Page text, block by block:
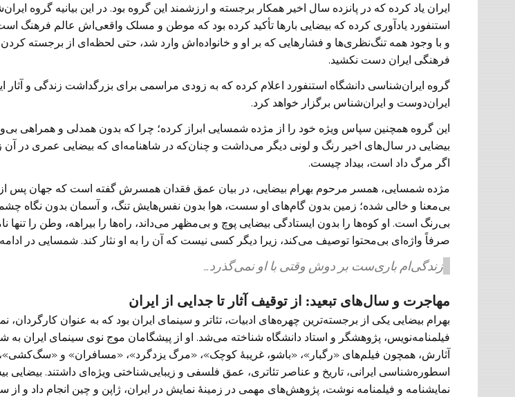
ایران یاد کرده که در پانزده سال اخیر همکار برجسته و ارزشمند این گروه بود. در این بیانیه گروه
استنفورد یادآوری کرده که بیضایی بارها تأکید کرده بود که موطن و مسلک واقعی‌اش عالم فرهنگ
و با وجود همه تنگ‌نظری‌ها و فشارهایی که بر او و خانواده‌اش وارد شد، حتی لحظه‌ای از برجسته
فرهنگی ایران دست نکشید.
گروه ایران‌شناسی دانشگاه استنفورد اعلام کرده که به زودی مراسمی برای بزرگداشت زندگی و آثار
ایران‌دوست و ایران‌شناس برگزار خواهد کرد.
این گروه همچنین سپاس ویژه خود را از مژده شمسایی ابراز کرده؛ چرا که بدون همدلی و همراهی
بیضایی در سال‌های اخیر رنگ و لونی دیگر می‌داشت و چنان‌که در شاهنامه‌ای که بیضایی عمری در
اگر مرگ داد است، بیداد چیست.
مژده شمسایی، همسر مرحوم بهرام بیضایی، در بیان عمق فقدان همسرش گفته است که جهان پس از
بی‌معنا و خالی شده؛ زمین بدون گام‌های او سست، هوا بدون نفس‌هایش تنگ، و آسمان بدون نگاه
بی‌رنگ است. او کوه‌ها را بدون ایستادگی بیضایی پوچ و بی‌مظهر می‌داند، راه‌ها را بیراهه، وطن را تنها
صرفاً واژه‌ای بی‌محتوا توصیف می‌کند، زیرا دیگر کسی نیست که آن را به او نثار کند. شمسایی در
زندگی‌ام باری‌ست بر دوش وقتی با او نمی‌گذرد…
مهاجرت و سال‌های تبعید: از توقیف آثار تا جدایی از ایران
بهرام بیضایی یکی از برجسته‌ترین چهره‌های ادبیات، تئاتر و سینمای ایران بود که به عنوان کارگردان،
فیلمنامه‌نویس، پژوهشگر و استاد دانشگاه شناخته می‌شد. او از پیشگامان موج نوی سینمای ایران
آثارش، همچون فیلم‌های «رگبار»، «باشو، غریبهٔ کوچک»، «مرگ یزدگرد»، «مسافران» و «سگ‌کشی»،